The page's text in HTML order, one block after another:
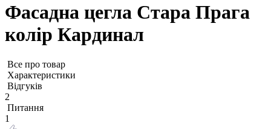
Фасадна цегла Стара Прага
колір Кардинал
Все про товар
Характеристики
Відгуків
2
Питання
1